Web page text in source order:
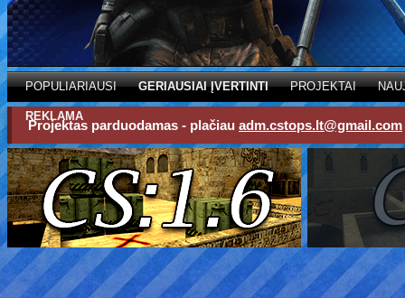
POPULIARIAUSI GERIAUSIAI ĮVERTINTI PROJEKTAI
REKLAMA
Projektas parduodamas - plačiau adm.cstops.lt@gmail.com